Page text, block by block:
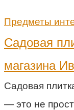
Предметы
Садовая
магазина
Садовая
— это не